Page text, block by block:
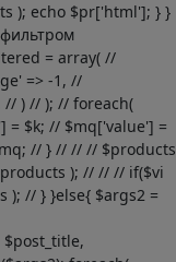
); echo $pr['html']; } }
= array( //
=> -1, //
// ) // ); // foreach(
= $k; // $mq['value'] =
// } // // // $products
); // // // if($vi
); // } }else{ $args2 =
$post_title,